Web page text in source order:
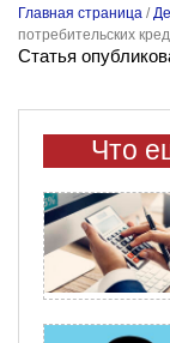
Главная страница /
потребительских
Статья
Что